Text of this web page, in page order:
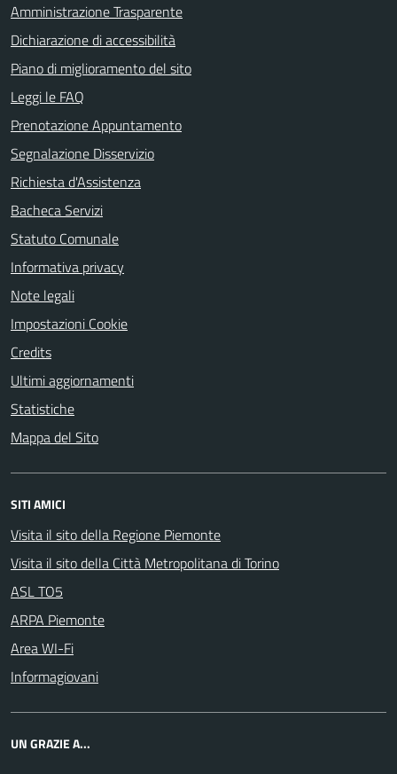
Amministrazione Trasparente
Dichiarazione di accessibilità
Piano di miglioramento del sito
Leggi le FAQ
Prenotazione Appuntamento
Segnalazione Disservizio
Richiesta d'Assistenza
Bacheca Servizi
Statuto Comunale
Informativa privacy
Note legali
Impostazioni Cookie
Credits
Ultimi aggiornamenti
Statistiche
Mappa del Sito
SITI AMICI
Visita il sito della Regione Piemonte
Visita il sito della Città Metropolitana di Torino
ASL TO5
ARPA Piemonte
Area WI-Fi
Informagiovani
UN GRAZIE A...